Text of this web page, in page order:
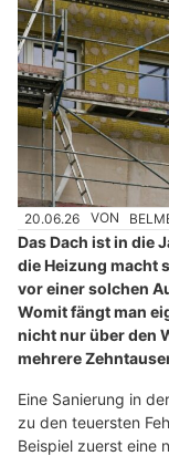
20.06.26 VON
Das Dach ist in die
die Heizung macht
vor einer solchen
Womit fängt man
nicht nur über den
mehrere
Eine Sanierung in
zu den teuersten
Beispiel zuerst eine